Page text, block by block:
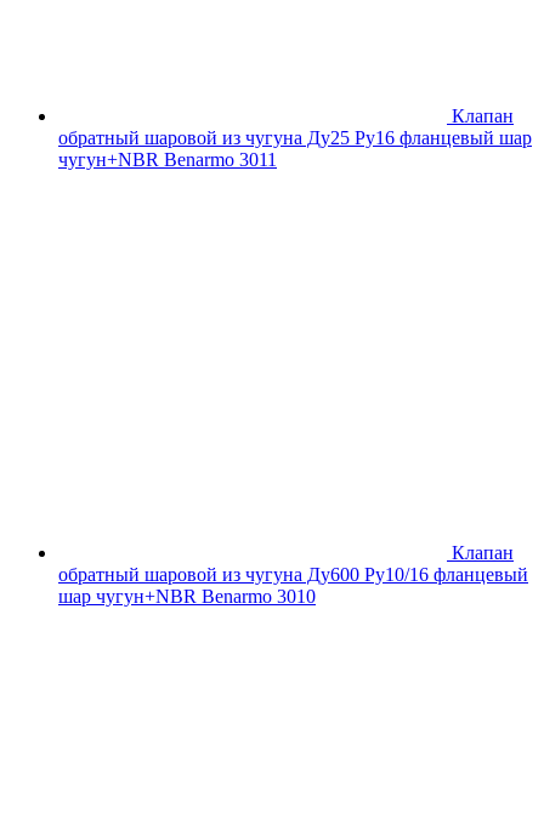
Клапан
обратный шаровой из чугуна Ду25 Ру16 фланцевый шар
чугун+NBR Benarmo 3011
Клапан
обратный шаровой из чугуна Ду600 Ру10/16 фланцевый
шар чугун+NBR Benarmo 3010